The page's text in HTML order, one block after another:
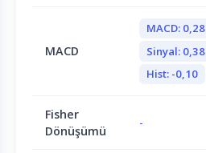
MACD
MACD: 0,28
Sinyal: 0,38
Hist: -0,10
Fisher
Dönüşümü
-